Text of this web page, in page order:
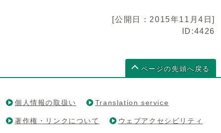
[公開日：2015年11月4日]
ID:4426
ページの先頭へ戻る
個人情報の取扱い Translation service
著作権・リンクについて ウェブアクセシビリティ